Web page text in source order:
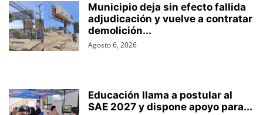
Municipio deja sin efecto fallida
adjudicación y vuelve a contratar
demolición...
Agosto 6, 2026
Educación llama a postular al
SAE 2027 y dispone apoyo para...